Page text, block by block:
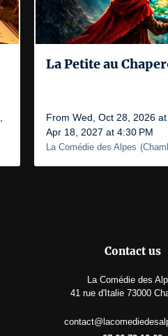
La Petite au
From Wed, Oct 28, 2026 at
Apr 18, 2027 at 4:30 PM
La Comédie des Alpes (
Contact us
La Comédie des
41 rue d'Italie 73000